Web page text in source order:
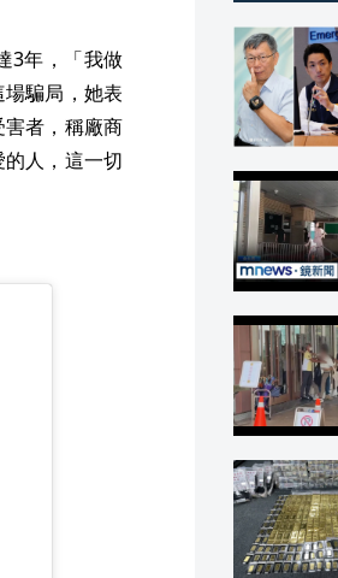
3年，「我做
騙局，她表
者，稱廠商
人，這一切